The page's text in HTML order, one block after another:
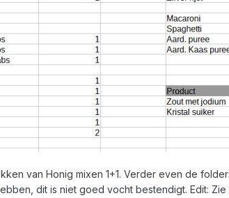
van Honig mixen 1+1. Verder even de
dit is niet goed vocht bestendigt. Edit: